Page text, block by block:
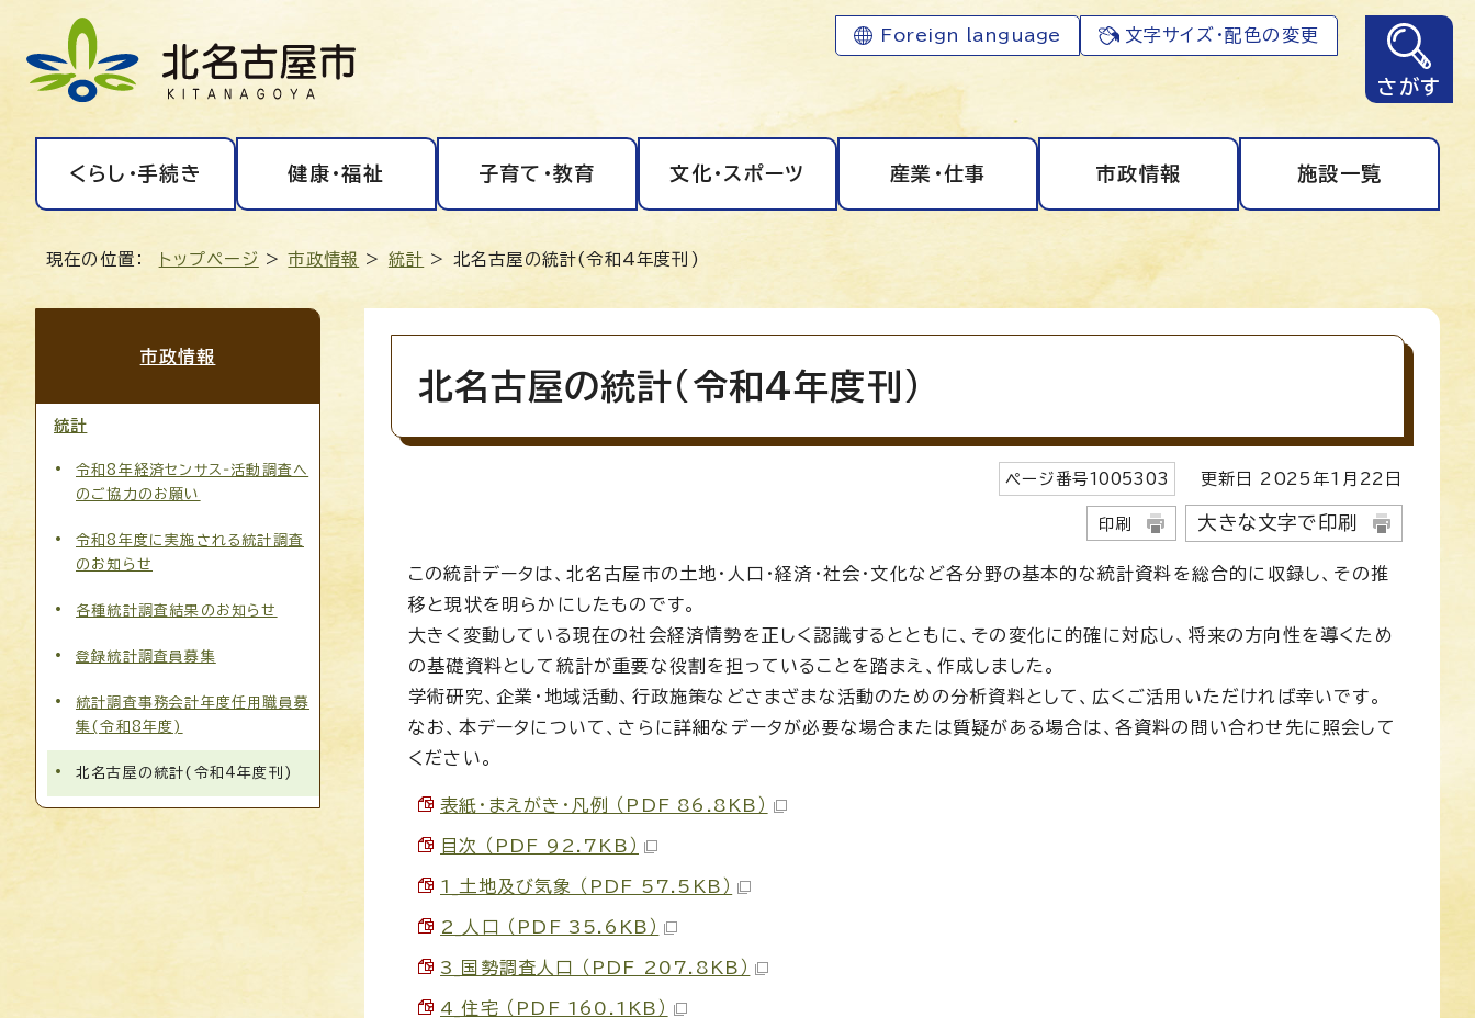
Foreign language 文字サイズ・配色の変更
さがす
くらし・手続き 健康・福祉 子育て・教育 文化・スポーツ 産業・仕事 市政情報 施設一覧
現在の位置： トップページ >市政情報 > 統計 > 北名古屋の統計(令和4年度刊)
北名古屋の統計(令和4年度刊)
ページ番号1005303 更新日 2025 年1月 22 日
印刷 大きな文字で印刷
この統計データは、北名古屋市の土地・人口・経済・社会・文化など各分野の基本的な統計資料を総合的に収録し、その推
移と現状を明らかにしたものです。
大きく変動している現在の社会経済情勢を正しく認識するとともに、その変化に的確に対応し、将来の方向性を導くため
の基礎資料として統計が重要な役割を担っていることを踏まえ、作成しました。
学術研究、企業・地域活動、行政施策などさまざまな活動のための分析資料として、広くご活用いただければ幸いです。
なお、本データについて、さらに詳細なデータが必要な場合または質疑がある場合は、各資料の問い合わせ先に照会して
ください。
表紙・まえがき・凡例 （PDF 86.8KB）
目次 （PDF 92.7KB）
1_土地及び気象 （PDF 57.5KB）
2_人口 （PDF 35.6KB）
3_国勢調査人口 （PDF 207.8KB）
4_住宅 （PDF 160.1KB）
市政情報
統計
令和8年経済センサス‐活動調査へ
のご協力のお願い
令和8年度に実施される統計調査
のお知らせ
各種統計調査結果のお知らせ
登録統計調査員募集
統計調査事務会計年度任用職員募
集(令和8年度)
北名古屋の統計(令和4年度刊)